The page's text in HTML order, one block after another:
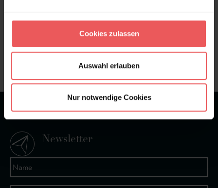
Cookies zulassen
Auswahl erlauben
Nur notwendige Cookies
Sie haben Fragen zum Produkt?
Frage stellen
+49 (0)221 932 81 82
★★★★★Bei 1245 Bewertungen
Newsletter